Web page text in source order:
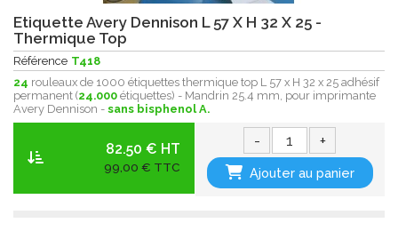
Etiquette Avery Dennison L 57 X H 32 X 25 -
Thermique Top
Référence T418
24 rouleaux de 1000 étiquettes thermique top L 57 x H 32 x 25 adhésif
permanent (24.000 étiquettes) - Mandrin 25.4 mm, pour imprimante
Avery Dennison - sans bisphenol A.
82.50 € HT
99,00 € TTC
- +
Ajouter au panier